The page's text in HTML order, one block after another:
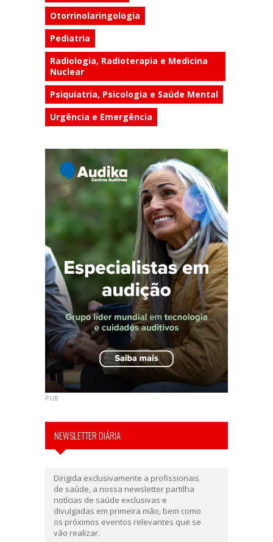
Otorrinolaringologia
Pediatria
Radiologia, Radioterapia e Medicina
Nuclear
Psiquiatria, Psicologia e Saúde Mental
Urgência e Emergência
PUB
NEWSLETTER DIÁRIA
Dirigida exclusivamente a profissionais
de saúde, a nossa newsletter partilha
notícias de saúde exclusivas e
divulgadas em primeira mão, bem como
os próximos eventos relevantes que se
vão realizar.